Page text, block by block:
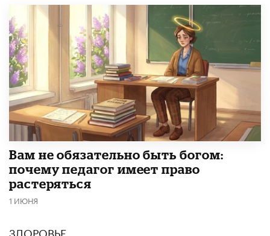
​Вам не обязательно быть богом:
почему педагог имеет право
растеряться
1 ИЮНЯ
ЗДОРОВЬЕ